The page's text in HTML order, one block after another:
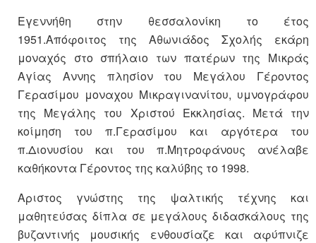
Εγεννήθη στην θεσσαλονίκη το έτος
1951.Απόφοιτος της Αθωνιάδος Σχολής εκάρη
μοναχός στο σπήλαιο των πατέρων της Μικράς
Αγίας Αννης πλησίον του Μεγάλου Γέροντος
Γερασίμου μοναχου Μικραγινανίτου, υμνογράφου
της Μεγάλης του Χριστού Εκκλησίας. Μετά την
κοίμηση του π.Γερασίμου και αργότερα του
π.Διονυσίου και του π.Μητροφάνους ανέλαβε
καθήκοντα Γέροντος της καλύβης το 1998.
Αριστος γνώστης της ψαλτικής τέχνης και
μαθητεύσας δίπλα σε μεγάλους διδασκάλους της
βυζαντινής μουσικής ενθουσίαζε και αφύπνιζε